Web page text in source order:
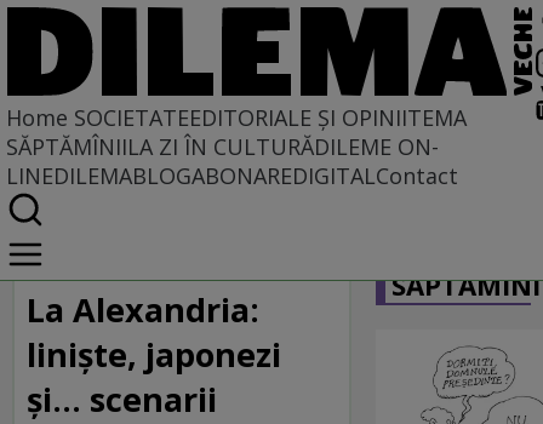
Home SOCIETATEEDITORIALE ȘI OPINIITEMA
SĂPTĂMÎNIILA ZI ÎN CULTURĂDILEME ON-
LINEDILEMABLOGABONAREDIGITALContact
Home
Societate
LA SINGULAR ȘI LA PLURAL
La Alexandria:
linişte, japonezi
şi... scenarii